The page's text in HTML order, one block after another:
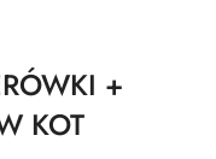
+
KOT